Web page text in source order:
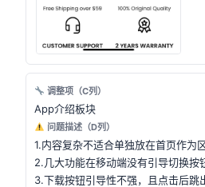
调整项（C列）
App介绍板块
问题描述（D列）
1.内容复杂不适合单独放在首页作为
2.几大功能在移动端没有引导切换按
3.下载按钮引导性不强，且点击后跳